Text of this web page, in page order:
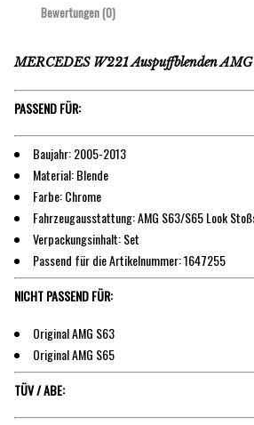
Bewertungen (0)
MERCEDES W221 Auspuffblenden
PASSEND FÜR:
Baujahr: 2005-2013
Material: Blende
Farbe: Chrome
Fahrzeugausstattung: AMG S63/S65 Look
Verpackungsinhalt: Set
Passend für die Artikelnummer: 1647255
NICHT PASSEND FÜR:
Original AMG S63
Original AMG S65
TÜV / ABE: